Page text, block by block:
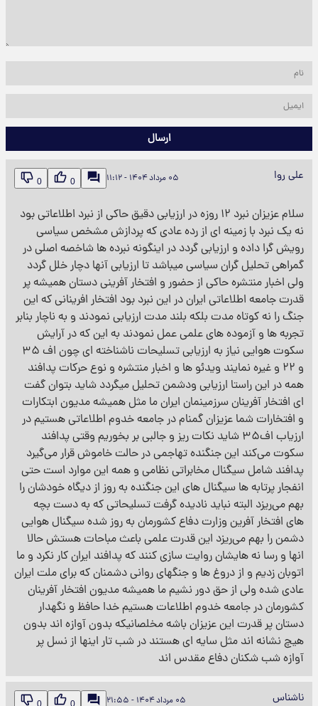
ارسال
علی روا ۰۵ مرداد ۱۴۰۴ - ۱۱:۱۲ 0
0
سلام عزیزان نبرد ۱۲ روزه در ارزیابی دقیق حاکی از نبرد اطلاعاتی بود
نه یک نبرد با زمینه ای از رده عادی که پردازش مشخص سیاسی
رویش گرا داده و ارزیابی گردد در اینگونه نبرده ها شاخصه اصلی در
گمراهی تحلیل گران سیاسی میباشد تا ارزیابی آنها دچار خلل گردد
ولی اخبار منتشره حاکی از حضور و افتخار آفرینی دستان همیشه پر
قدرت جامعه اطلاعاتی ایران در این نبرد بود افتخار افرینانی که این
جنگ را نه کوتاه مدت بلکه بلند مدت ارزیابی نمودند و به ناچار بنابر
تجربه ها و آزموده های علمی عمل نمودند به این که در آرایش
سکوت هوایی نیاز به ارزیابی تسلیحات ناشناخته ای چون اف ۳۵
و ۲۲ و غیره نمایند ویدئو ها و اخبار منتشره و نوع حرکات پدافند
همه در این راستا ارزیابی ودشمن تحلیل میگردد شاید بتوان گفت
ای افتخار آفرینان سرزمینمان ایران ما مثل همیشه مدیون ابتکارات
و افتخارات شما عزیزان گمنام در جامعه خدوم اطلاعاتی هستیم در
ارزیاب اف۳۵ شاید نکات ریز و جالبی بر بخوریم وقتی پدافند
سکوت می‌کند این جنگنده تهاجمی در حالت خاموش قرار می‌گیرد
پدافند شامل سیگنال مخابراتی نظامی و همه این موارد است حتی
انفجار پرتابه ها سیگنال های این جنگنده به روز از دیگاه خودشان را
بهم می‌ریزد البته نباید نادیده گرفت تسلیحاتی که به دست بچه
های افتخار آفرین وزارت دفاع کشورمان به روز شده سیگنال هوایی
دشمن را بهم می‌ریزد این قدرت علمی باعث مباحات هستش حالا
انها و رسا نه هایشان روایت سازی کنند که پدافند ایران کار نکرد و ما
اتوبان زدیم و از دروغ ها و جنگهای روانی دشمنان که برای ملت ایران
عادی شده ولی از حق دور نشیم ما همیشه مدیون افتخار آفرینان
کشورمان در جامعه خدوم اطلاعات هستیم خدا حافظ و نگهدار
دستان پر قدرت این عزیزان باشه مخلصانیکه بدون آوازه اند بدون
هیچ نشانه اند مثل سایه ای هستند در شب تار اینها از نسل پر
آوازه شب شکنان دفاع مقدس اند
ناشناس ۰۵ مرداد ۱۴۰۴ - ۲۱:۵۵ 0
0